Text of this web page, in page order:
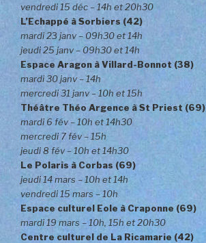
vendredi 15 déc – 14h et 20h30
L’Echappé à Sorbiers (42)
mardi 23 janv – 09h30 et 14h
jeudi 25 janv – 09h30 et 14h
Espace Aragon à Villard-Bonnot (38)
mardi 30 janv – 14h
mercredi 31 janv – 10h et 15h
Théâtre Théo Argence à St Priest (69)
mardi 6 fév – 10h et 14h30
mercredi 7 fév – 15h
jeudi 8 fév – 10h et 14h30
Le Polaris à Corbas (69)
jeudi 14 mars – 10h et 14h
vendredi 15 mars – 10h
Espace culturel Eole à Craponne (69)
mardi 19 mars – 10h, 15h et 20h30
Centre culturel de La Ricamarie (42)